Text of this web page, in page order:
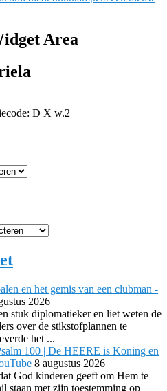
Area
D X w.2
en het gemis van een clubman -
2026
stuk diplomatieker en liet weten de
over de stikstofplannen te
het ...
100 | De HEERE is Koning en
8 augustus 2026
God kinderen geeft om Hem te
staan met zijn toestemming op